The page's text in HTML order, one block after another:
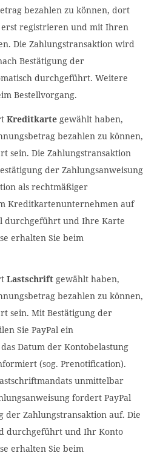
bezahlen zu können, dort
registrieren und mit Ihren
Die Zahlungstransaktion wird
Bestätigung der
durchgeführt. Weitere
Bestellvorgang.
Kreditkarte gewählt haben,
bezahlen zu können,
sein. Die Zahlungstransaktion
der Zahlungsanweisung
als rechtmäßiger
Kreditkartenunternehmen auf
durchgeführt und Ihre Karte
erhalten Sie beim
Lastschrift gewählt haben,
bezahlen zu können,
sein. Mit Bestätigung der
Sie PayPal ein
Datum der Kontobelastung
(sog. Prenotification).
unmittelbar
fordert PayPal
der Zahlungstransaktion auf. Die
durchgeführt und Ihr Konto
erhalten Sie beim